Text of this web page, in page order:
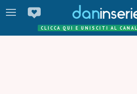
CLICCA QUI E UNISCITI AL